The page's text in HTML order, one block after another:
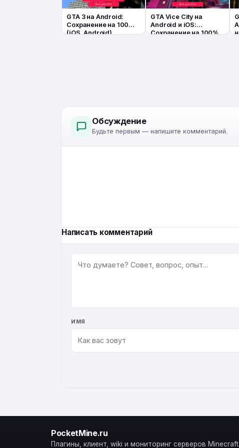
GTA 3 на Android:
Сохранение на 100%
(iOS, Android)
GTA Vice City на
Android и iOS:
Сохранение на 100%
Обсуждение
Будьте первым — напишите комментарий.
Написать комментарий
КОММЕНТАРИЙ
ИМЯ
PocketMine.ru
Плагины, клиент, wiki и мониторинг серверов Minecraft.